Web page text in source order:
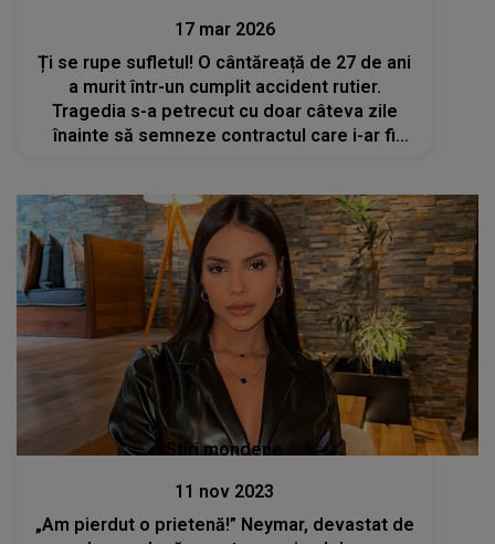
17 mar 2026
Ți se rupe sufletul! O cântăreață de 27 de ani
a murit într-un cumplit accident rutier.
Tragedia s-a petrecut cu doar câteva zile
înainte să semneze contractul care i-ar fi
Stiri mondene
11 nov 2023
„Am pierdut o prietenă!” Neymar, devastat de